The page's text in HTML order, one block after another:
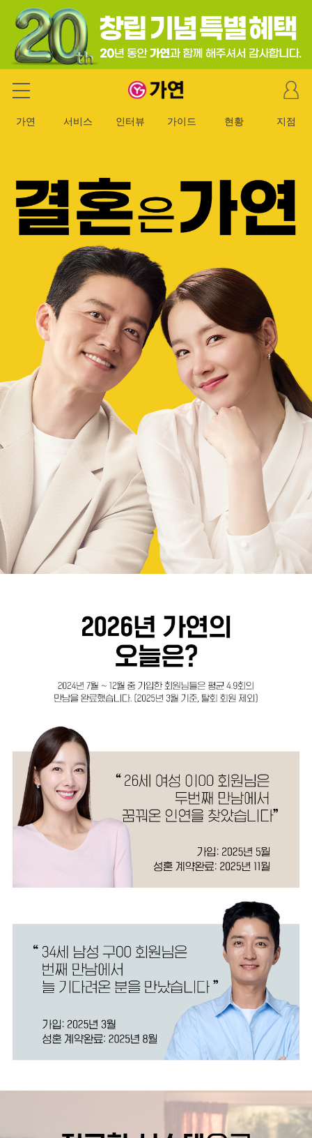
가연 결혼정보회사
마
이
이
가연 서비스 인터뷰 가이드 현황 지점